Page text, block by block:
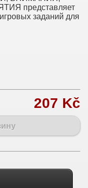
представляет
заданий для
207 Kč